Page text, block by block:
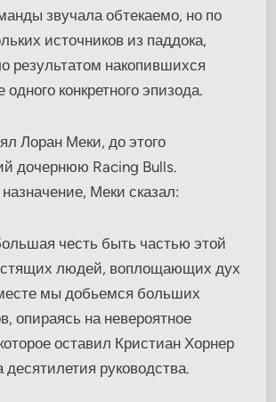
звучала обтекаемо, но по
источников из паддока,
результатом накопившихся
одного конкретного эпизода.
Лоран Меки, до этого
дочернюю Racing Bulls.
Меки сказал:
честь быть частью этой
людей, воплощающих дух
мы добьемся больших
опираясь на невероятное
оставил Кристиан Хорнер
десятилетия руководства.